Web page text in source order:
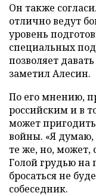
Он также
отлично ведут
уровень
специальных
позволяет
заметил Алесин.
По его мнению,
российским и в
может
войны. «Я
те же, но,
Голой грудью
бросаться не
собеседник.